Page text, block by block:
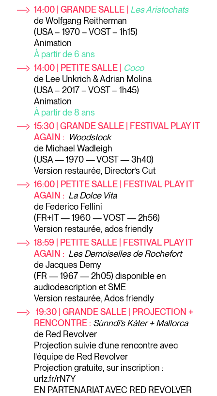
14:00 | GRANDE SALLE | Les Aristochats
de Wolfgang Reitherman
(USA – 1970 – VOST – 1h15)
Animation
À partir de 6 ans
14:00 | PETITE SALLE | Coco
de Lee Unkrich & Adrian Molina
(USA – 2017 – VOST – 1h45)
Animation
À partir de 8 ans
15:30 | GRANDE SALLE | FESTIVAL PLAY IT
AGAIN : Woodstock
de Michael Wadleigh
(USA — 1970 — VOST — 3h40)
Version restaurée, Director’s Cut
16:00 | PETITE SALLE | FESTIVAL PLAY IT
AGAIN : La Dolce Vita
de Federico Fellini
(FR+IT — 1960 — VOST — 2h56)
Version restaurée, ados friendly
18:59 | PETITE SALLE | FESTIVAL PLAY IT
AGAIN : Les Demoiselles de Rochefort
de Jacques Demy
(FR — 1967 — 2h05) disponible en
audiodescription et SME
Version restaurée, Ados friendly
19:30 | GRANDE SALLE | PROJECTION +
RENCONTRE : Sùnndi’s Kàter + Mallorca
de Red Revolver
Projection suivie d’une rencontre avec
l’équipe de Red Revolver
Projection gratuite, sur inscription :
urlz.fr/rN7Y
EN PARTENARIAT AVEC RED REVOLVER